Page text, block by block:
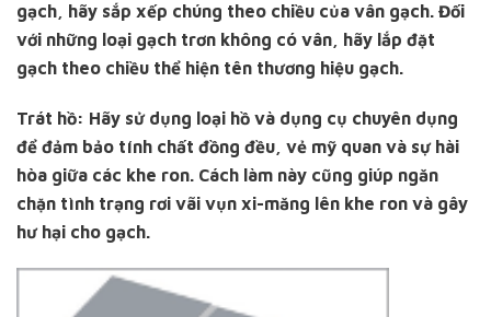
gạch, hãy sắp xếp chúng theo chiều của vân gạch. Đối
với những loại gạch trơn không có vân, hãy lắp đặt
gạch theo chiều thể hiện tên thương hiệu gạch.
Trát hồ: Hãy sử dụng loại hồ và dụng cụ chuyên dụng
để đảm bảo tính chất đồng đều, vẻ mỹ quan và sự hài
hòa giữa các khe ron. Cách làm này cũng giúp ngăn
chặn tình trạng rơi vãi vụn xi-măng lên khe ron và gây
hư hại cho gạch.